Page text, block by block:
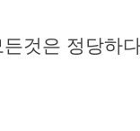
것은 정당하